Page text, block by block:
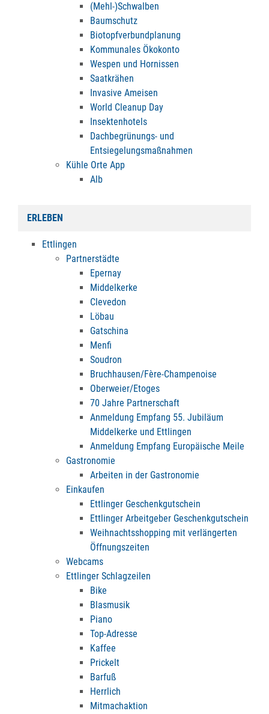
(Mehl-)Schwalben
Baumschutz
Biotopfverbundplanung
Kommunales Ökokonto
Wespen und Hornissen
Saatkrähen
Invasive Ameisen
World Cleanup Day
Insektenhotels
Dachbegrünungs- und
Entsiegelungsmaßnahmen
Kühle Orte App
Alb
ERLEBEN
Ettlingen
Partnerstädte
Epernay
Middelkerke
Clevedon
Löbau
Gatschina
Menfi
Soudron
Bruchhausen/Fère-Champenoise
Oberweier/Etoges
70 Jahre Partnerschaft
Anmeldung Empfang 55. Jubiläum
Middelkerke und Ettlingen
Anmeldung Empfang Europäische Meile
Gastronomie
Arbeiten in der Gastronomie
Einkaufen
Ettlinger Geschenkgutschein
Ettlinger Arbeitgeber Geschenkgutschein
Weihnachtsshopping mit verlängerten
Öffnungszeiten
Webcams
Ettlinger Schlagzeilen
Bike
Blasmusik
Piano
Top-Adresse
Kaffee
Prickelt
Barfuß
Herrlich
Mitmachaktion